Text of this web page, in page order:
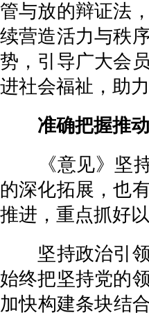
管与放的辩证法
续营造活力与秩
势，引导广大会
进社会福祉，助力
准确把握推动
《意见》坚持
的深化拓展，也
推进，重点抓好
坚持政治引领
始终把坚持党的
加快构建条块结